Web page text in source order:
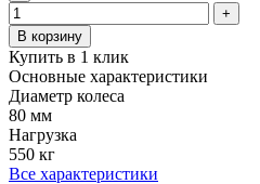
+
В корзину
Купить в 1 клик
Основные характеристики
Диаметр колеса
80 мм
Нагрузка
550 кг
Все характеристики